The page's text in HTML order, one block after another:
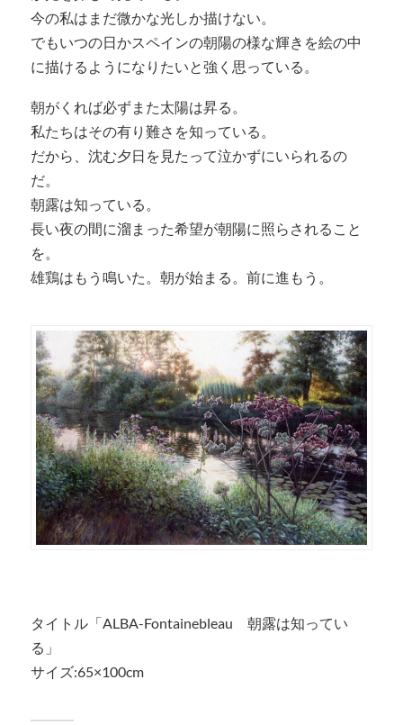
今の私はまだ微かな光しか描けない。
でもいつの日かスペインの朝陽の様な輝きを絵の中
に描けるようになりたいと強く思っている。
朝がくれば必ずまた太陽は昇る。
私たちはその有り難さを知っている。
だから、沈む夕日を見たって泣かずにいられるの
だ。
朝露は知っている。
長い夜の間に溜まった希望が朝陽に照らされること
を。
雄鶏はもう鳴いた。朝が始まる。前に進もう。
タイトル「ALBA-Fontainebleau 朝露は知ってい
る」
サイズ:65×100cm